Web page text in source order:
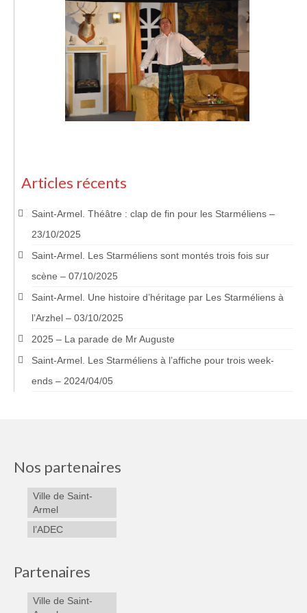
Articles récents
Saint-Armel. Théâtre : clap de fin pour les Starméliens –
23/10/2025
Saint-Armel. Les Starméliens sont montés trois fois sur
scène – 07/10/2025
Saint-Armel. Une histoire d’héritage par Les Starméliens à
l’Arzhel – 03/10/2025
2025 – La parade de Mr Auguste
Saint-Armel. Les Starméliens à l’affiche pour trois week-
ends – 2024/04/05
Nos partenaires
Ville de Saint-
Armel
l’ADEC
Partenaires
Ville de Saint-